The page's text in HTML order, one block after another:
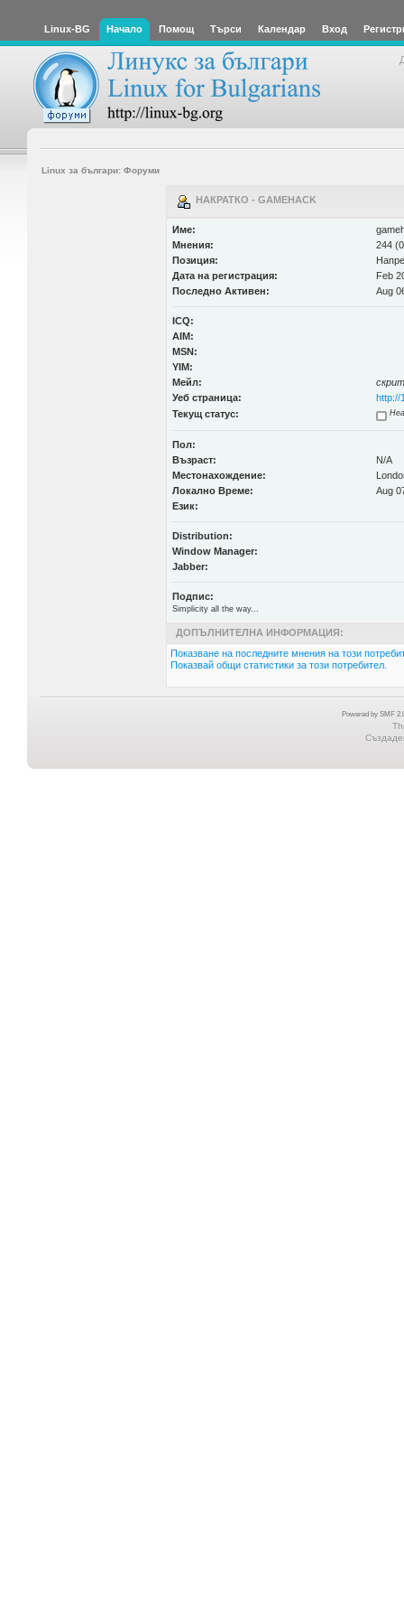
Linux-BG Начало Помощ Търси Календар Вход
Linux за българи: Форуми
НАКРАТКО - GAMEHACK
Име:
Мнения:
244
Позиция:
Дата на регистрация:
Feb
Последно Активен:
Aug
ICQ:
AIM:
MSN:
YIM:
Мейл:
скрит
Уеб страница:
http://
Текущ статус:
Пол:
Възраст:
N/A
Местонахождение:
Локално Време:
Aug
Език:
Distribution:
Window Manager:
Jabber:
Подпис:
Simplicity all the way...
ДОПЪЛНИТЕЛНА ИНФОРМАЦИЯ:
Показване на последните мнения на този
Показвай общи статистики за този потребител.
Powered by SMF